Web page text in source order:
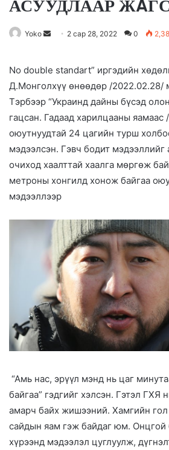
АСУУДЛААР
Yoko
a
n
e
m
a
i
l
2 сар 28, 2022 0
No double standart” иргэдийн
Д.Монголхүү өнөөдөр /2022.02.28/
Тэрбээр “Украинд дайны бүсэд
гацсан. Гадаад харилцааны яамаас
оюутнуудтай 24 цагийн турш
мэдээлсэн. Гэвч бодит мэдээллийг
очиход хаалттай хаалга мөргөж
метроны хонгилд хонож байгаа
мэдээллээр
“Амь нас, эрүүл мэнд нь цаг
байгаа” гэдгийг хэлсэн. Гэтэл ГХЯ
амарч байх жишээний. Хамгийн
сайдын яам гэж байдаг юм. Онцгой
хүрээнд мэдээлэл цуглуулж,